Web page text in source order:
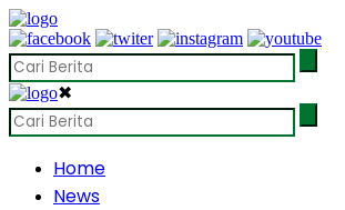
✖
Home
News